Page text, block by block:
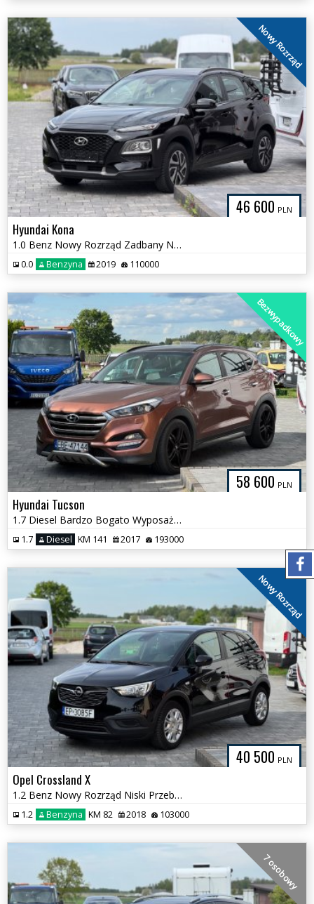
46 600 PLN
Nowy Rozrząd
Hyundai Kona
1.0 Benz Nowy Rozrząd Zadbany Niski Przebieg
0.0 Benzyna 2019 110000
58 600 PLN
Bezwypadkowy
Hyundai Tucson
1.7 Diesel Bardzo Bogato Wyposażony Zadbany Doinwestowany
1.7 Diesel KM 141 2017 193000
40 500 PLN
Nowy Rozrząd
Opel Crossland X
1.2 Benz Nowy Rozrząd Niski Przebieg
1.2 Benzyna KM 82 2018 103000
7 osobowy